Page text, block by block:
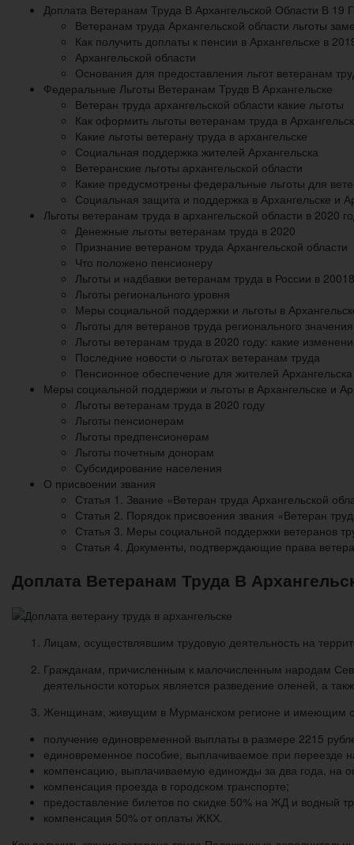
Доплата Ветеранам Труда В Архангельской Области В 19
Ветеранам труда Архангельской области льготы
Как получить доплаты к пенсии в Архангельске в
Архангельской области
Основания для предоставления льгот ветеранам
Федеральные Льготы Ветеранам Трудв В Архангельске
Ветеран труда архангельской области какие льготы
Как оформить льготы ветеранам труда в
Какие льготы ветерану труда в архангельске
Социальная поддержка жителей Архангельска
Ветеранские льготы архангельской области
Какие предусмотрены федеральные льготы для
Социальная защита и поддержка в Архангельске и
Льготы ветеранам труда в архангельской области в 2020
Денежные льготы ветеранам труда в 2020
Признание ветераном труда Архангельской области
Что положено пенсионеру
Льготы и надбавки ветеранам труда в России в
Льготы регионального уровня
Меры социальной поддержки и льготы в
Льготы для ветеранов труда регионального
Льготы ветеранам труда в 2020 году: какие
Последние новости о льготах ветеранам труда
Пенсионное обеспечение для жителей
Меры социальной поддержки и льготы в Архангельске и
Льготы ветеранам труда в 2020 году
Льготы пенсионерам
Льготы предпенсионерам
Льготы почетным донорам
Субсидирование населения
О присвоении звания
Статья 1. Звание «Ветеран труда Архангельской
Статья 2. Порядок присвоения звания «Ветеран
Статья 3. Меры социальной поддержки ветеранов
Статья 4. Документы, подтверждающие права
Доплата Ветеранам Труда В
Лицам, осуществлявшим трудовую деятельность на
Гражданам, причисленным к малочисленным народам
деятельности которых является разведение оленей, а
Женщинам, живущим в Мурманском регионе и имеющим
получение единовременной выплаты в размере 2215
единовременное пособие, выплачиваемое при
компенсацию, выплачиваемую единожды за два года, на
компенсация проезда в городском транспорте;
предоставление билетов по скидке 50% на ЖД и водный
компенсация 50% от оплаты ЖКХ.